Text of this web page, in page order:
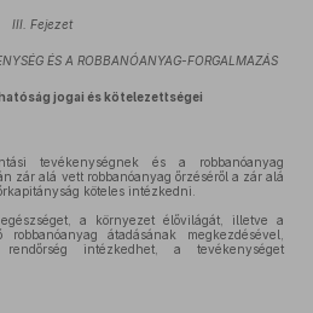
III. Fejezet
ÉS A ROBBANÓANYAG-FORGALMAZÁS
jogai és kötelezettségei
tevékenységnek és a robbanóanyag
zár alá vett robbanóanyag őrzéséről a zár alá
köteles intézkedni.
a környezet élővilágát, illetve a
robbanóanyag átadásának megkezdésével,
intézkedhet, a tevékenységet